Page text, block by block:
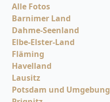
Alle Fotos
Barnimer Land
Dahme-Seenland
Elbe-Elster-Land
Fläming
Havelland
Lausitz
Potsdam und Umgebung